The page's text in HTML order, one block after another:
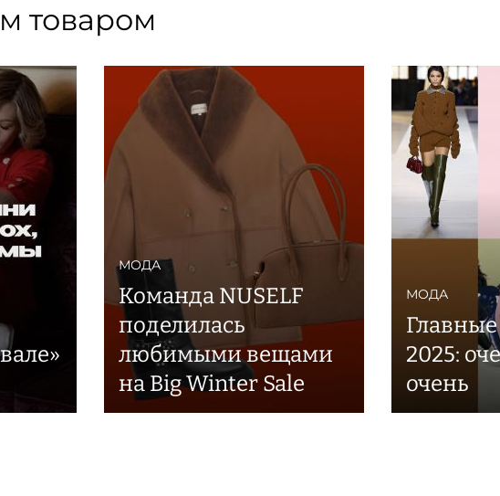
товаром
МОДА
Команда NUSELF
поделилась
любимыми вещами
на Big Winter Sale
МОДА
2025:
очень